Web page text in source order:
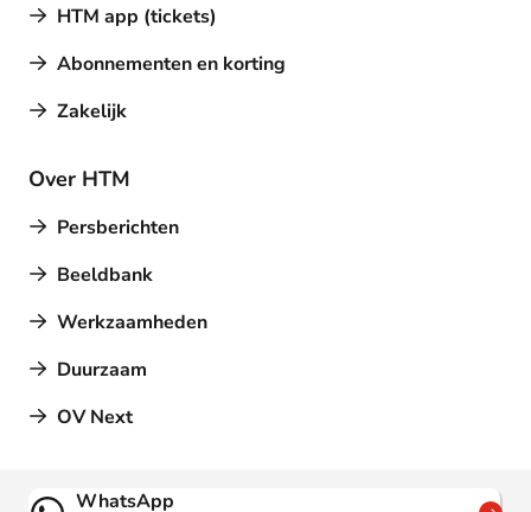
HTM app (tickets)
Abonnementen en korting
Zakelijk
Over HTM
Persberichten
Beeldbank
Werkzaamheden
Duurzaam
OV Next
Contact
WhatsApp